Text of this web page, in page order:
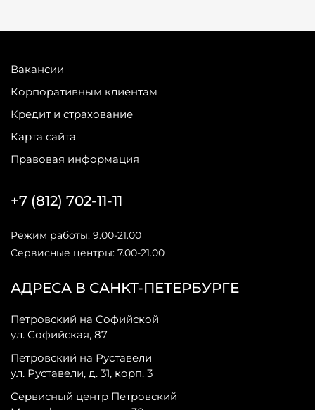
Вакансии
Корпоративным клиентам
Кредит и страхование
Карта сайта
Правовая информация
АДРЕСА В САНКТ-ПЕТЕРБУРГЕ
Петровский на Софийской
ул. Софийская, 87
Петровский на Руставели
ул. Руставели, д. 31, корп. 3
Сервисный центр Петровский
+7 (812) 702-11-11
Режим работы: 9.00-21.00
Сервисные центры: 7.00-21.00